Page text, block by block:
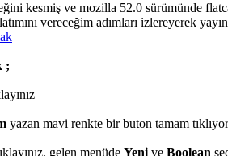
kesmiş ve mozilla 52.0 sürümünde
vereceğim adımları izlereyerek
;
yazan mavi renkte bir buton tamam
gelen menüde Yeni ve Boolean